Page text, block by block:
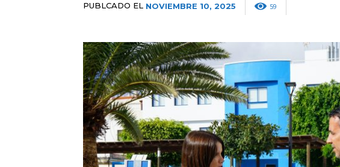
PUBLCADO EL NOVIEMBRE 10, 2025 59